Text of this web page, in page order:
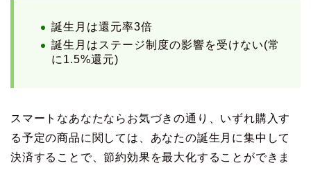
誕生月は還元率3倍
誕生月はステージ制度の影響を受けない(常
に1.5%還元)
スマートなあなたならお気づきの通り、いずれ購入す
る予定の商品に関しては、あなたの誕生月に集中して
決済することで、節約効果を最大化することができま